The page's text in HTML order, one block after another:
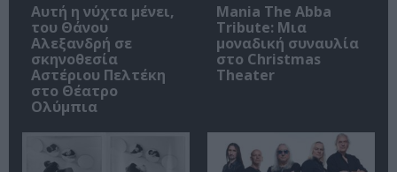
Αυτή η νύχτα μένει,
του Θάνου
Αλεξανδρή σε
σκηνοθεσία
Αστέριου Πελτέκη
στο Θέατρο
Ολύμπια
Mania The Abba
Tribute: Μια
μοναδική συναυλία
στο Christmas
Theater